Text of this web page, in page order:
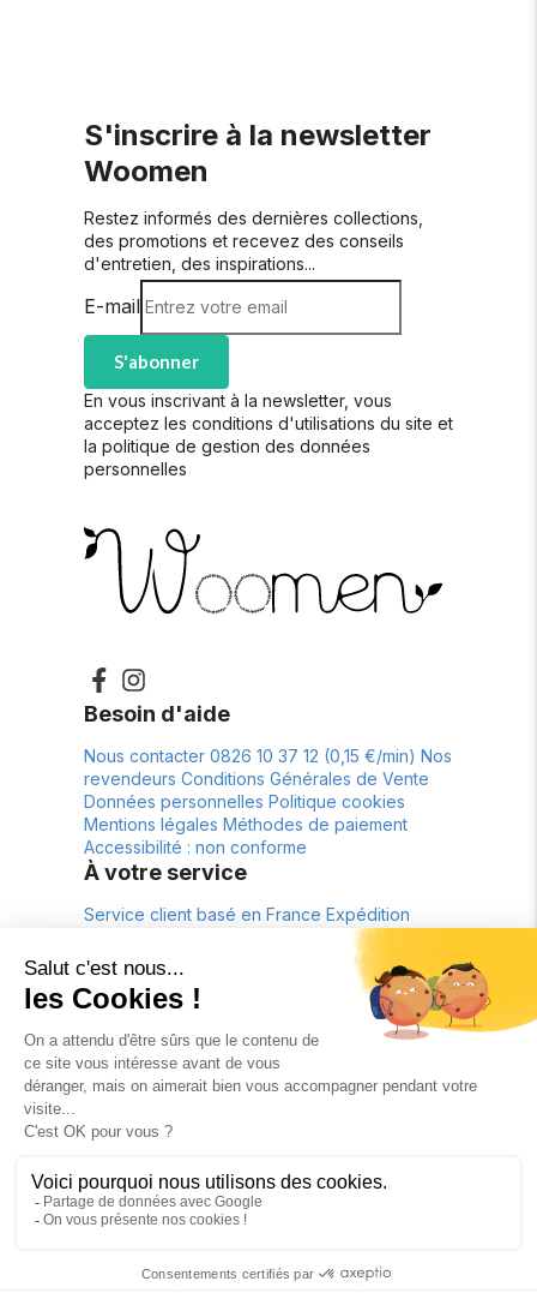
S'inscrire à la newsletter
Woomen
Restez informés des dernières collections,
des promotions et recevez des conseils
d'entretien, des inspirations...
E-mail
S'abonner
En vous inscrivant à la newsletter, vous
acceptez les conditions d'utilisations du site et
la politique de gestion des données
personnelles
Besoin d'aide
Nous contacter 0826 10 37 12 (0,15 €/min) Nos
revendeurs Conditions Générales de Vente
Données personnelles Politique cookies
Mentions légales Méthodes de paiement
Accessibilité : non conforme
À votre service
Service client basé en France Expédition
Livraison offerte* Retour
gratuit pendant 30 jours*
À propos
La marque Lookbook